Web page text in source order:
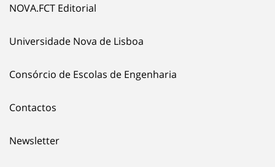
NOVA.FCT Editorial
Universidade Nova de Lisboa
Consórcio de Escolas de Engenharia
Contactos
Newsletter